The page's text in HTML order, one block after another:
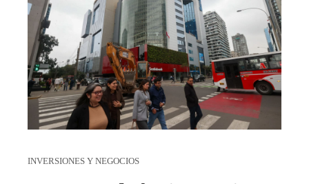
INVERSIONES Y NEGOCIOS